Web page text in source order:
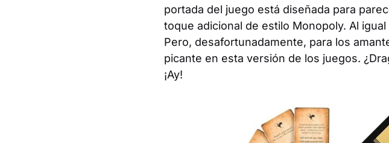
portada del juego está diseñada para
toque adicional de estilo Monopoly. Al
Pero, desafortunadamente, para los
picante en esta versión de los juegos.
¡Ay!